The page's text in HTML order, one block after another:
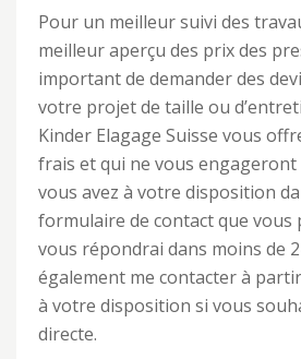
Pour un meilleur suivi des
meilleur aperçu des prix des
important de demander des
votre projet de taille ou
Kinder Elagage Suisse vous
frais et qui ne vous engageront
vous avez à votre disposition
formulaire de contact que vous
vous répondrai dans moins de
également me contacter à
à votre disposition si vous
directe.